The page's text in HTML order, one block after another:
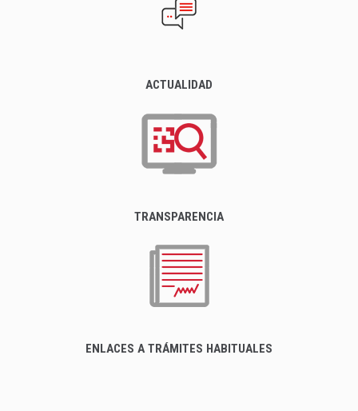
ACTUALIDAD
TRANSPARENCIA
ENLACES A TRÁMITES HABITUALES